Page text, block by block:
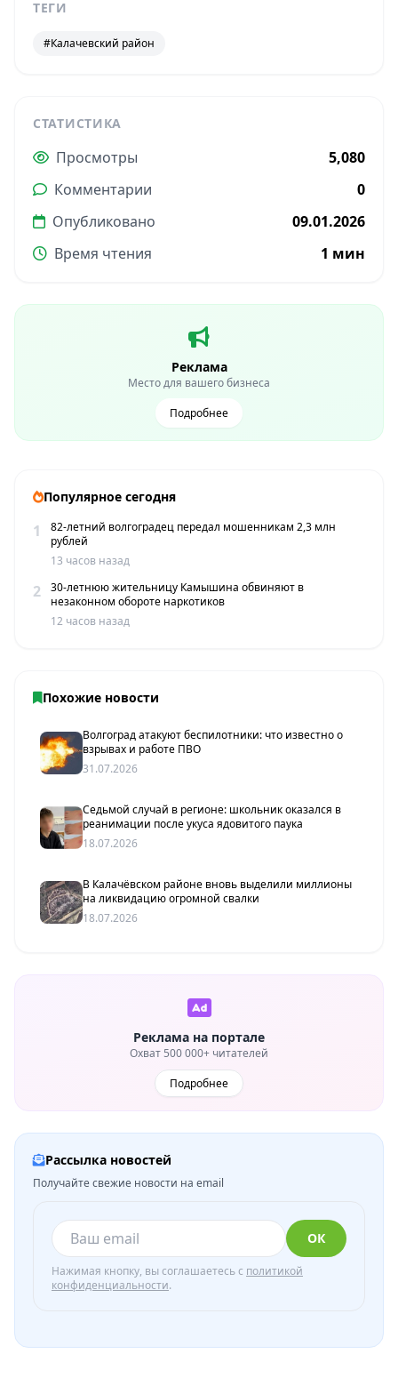
ТЕГИ
#Калачевский район
СТАТИСТИКА
Просмотры
5,080
Комментарии
0
Опубликовано
09.01.2026
Время чтения
1 мин
Реклама
Место для вашего бизнеса
Подробнее
Популярное сегодня
1
82-летний волгоградец передал мошенникам 2,3 млн
рублей
13 часов назад
2
30-летнюю жительницу Камышина обвиняют в
незаконном обороте наркотиков
12 часов назад
Похожие новости
Волгоград атакуют беспилотники: что известно о
взрывах и работе ПВО
31.07.2026
Седьмой случай в регионе: школьник оказался в
реанимации после укуса ядовитого паука
18.07.2026
В Калачёвском районе вновь выделили миллионы
на ликвидацию огромной свалки
18.07.2026
Реклама на портале
Охват 500 000+ читателей
Подробнее
Рассылка новостей
Получайте свежие новости на email
ОК
Нажимая кнопку, вы соглашаетесь с политикой
конфиденциальности.